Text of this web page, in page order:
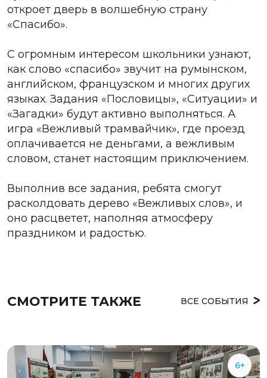
откроет дверь в волшебную страну
«Спасибо».
С огромным интересом школьники узнают,
как слово «спасибо» звучит на румынском,
английском, французском и многих других
языках. Задания «Пословицы», «Ситуации» и
«Загадки» будут активно выполняться. А
игра «Вежливый трамвайчик», где проезд
оплачивается не деньгами, а вежливым
словом, станет настоящим приключением.
Выполнив все задания, ребята смогут
расколдовать дерево «Вежливых слов», и
оно расцветет, наполняя атмосферу
праздником и радостью.
СМОТРИТЕ ТАКЖЕ ВСЕ СОБЫТИЯ
6+